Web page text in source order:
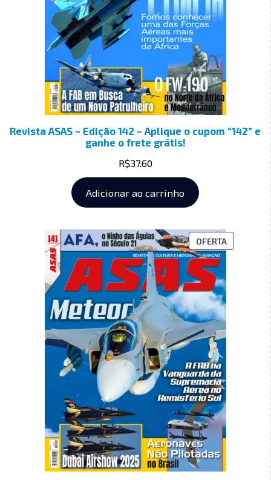
Revista ASAS – Edição 142 – Aplique o cupom “142” e
ganhe o frete grátis!
R$37.60
Adicionar ao carrinho
OFERTA